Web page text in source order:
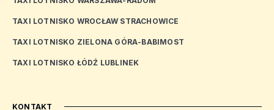
TAXI LOTNISKO WROCŁAW STRACHOWICE
TAXI LOTNISKO ZIELONA GÓRA-BABIMOST
TAXI LOTNISKO ŁÓDŹ LUBLINEK
KONTAKT